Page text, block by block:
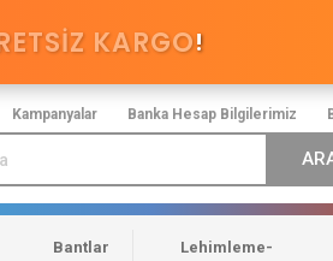
Kampanyalar Banka Hesap Bilgilerimiz
KARGO!
Bantlar
Lehimleme-